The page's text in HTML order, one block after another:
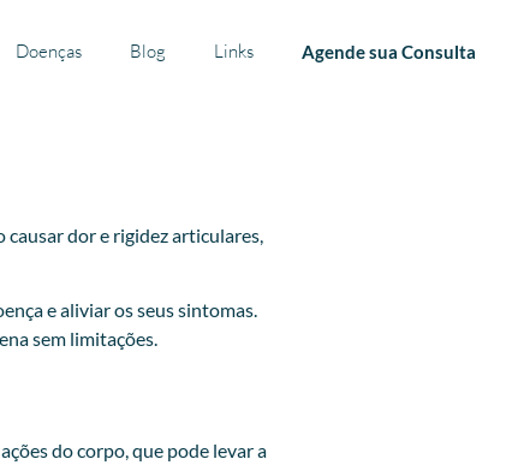
Doenças Blog Links Agende sua Consulta
dor e rigidez articulares,
e aliviar os seus sintomas.
sem limitações.
do corpo, que pode levar a